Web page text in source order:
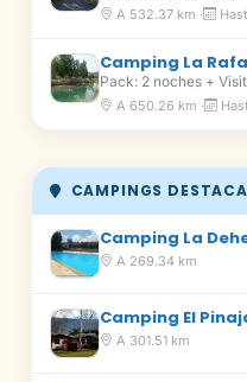
A 532.37 km ·
Camping La Rafa
Pack: 2 noches +
A 650.26 km ·
CAMPINGS
Camping La
A 269.34 km
Camping El
A 301.51 km